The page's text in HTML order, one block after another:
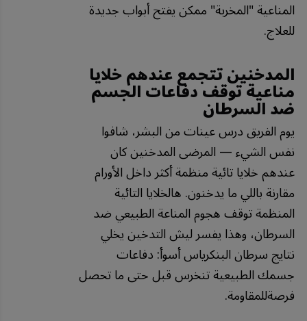
المناعية "المخربة" ممكن يفتح أبواب جديدة
للعلاج.
المدخنين تتجمع عندهم خلايا
مناعية توقف دفاعات الجسم
ضد السرطان
يوم الفريق درس عينات من البشر، شافوا
نفس الشيء — المرضى المدخنين كان
عندهم خلايا تائية منظمة أكثر داخل الأورام
مقارنة باللي ما يدخنون. هالخلايا التائية
المنظمة توقف هجوم المناعة الطبيعي ضد
السرطان، وهذا يفسر ليش التدخين يخلي
نتايج سرطان البنكرياس أسوأ: دفاعات
جسمك الطبيعية تنخرس قبل حتى ما تحصل
فرصةللمقاومة.